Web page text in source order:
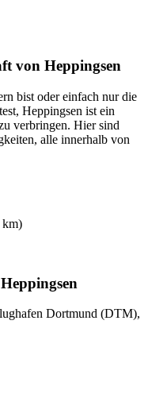
von Heppingsen
bist oder einfach nur die
Heppingsen ist ein
verbringen. Hier sind
alle innerhalb von
km)
Dortmund (DTM),